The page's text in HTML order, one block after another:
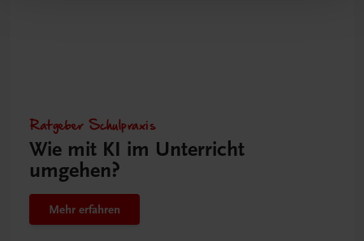
Ratgeber Schulpraxis
Wie mit KI im Unterricht
umgehen?
Mehr erfahren